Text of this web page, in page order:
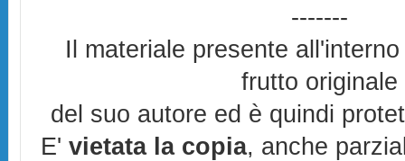
-------
Il materiale presente
frutto originale
del suo autore ed è quindi
E'vietata la copia, anche